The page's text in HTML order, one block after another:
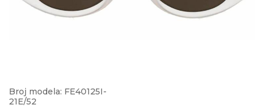
Broj modela: FE40125I-
21E/52